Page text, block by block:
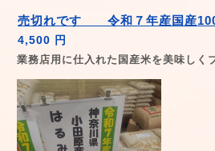
売切れです 令和７年産国産
4,500 円
業務店用に仕入れた国産米を美味しく